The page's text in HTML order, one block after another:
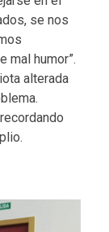
se nos
mal humor”.
alterada